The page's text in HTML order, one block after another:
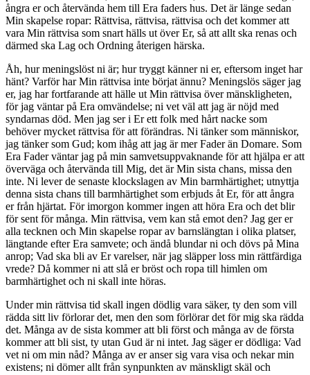
ångra er och återvända hem till Era faders hus. Det är länge sedan
Min skapelse ropar: Rättvisa, rättvisa, rättvisa och det kommer att
vara Min rättvisa som snart hälls ut över Er, så att allt ska renas och
därmed ska Lag och Ordning återigen härska.
Åh, hur meningslöst ni är; hur tryggt känner ni er, eftersom inget har
hänt? Varför har Min rättvisa inte börjat ännu? Meningslös säger jag
er, jag har fortfarande att hälle ut Min rättvisa över mänskligheten,
för jag väntar på Era omvändelse; ni vet väl att jag är nöjd med
syndarnas död. Men jag ser i Er ett folk med hårt nacke som
behöver mycket rättvisa för att förändras. Ni tänker som människor,
jag tänker som Gud; kom ihåg att jag är mer Fader än Domare. Som
Era Fader väntar jag på min samvetsuppvaknande för att hjälpa er att
överväga och återvända till Mig, det är Min sista chans, missa den
inte. Ni lever de senaste klockslagen av Min barmhärtighet; utnyttja
denna sista chans till barmhärtighet som erbjuds åt Er, för att ångra
er från hjärtat. För imorgon kommer ingen att höra Era och det blir
för sent för många. Min rättvisa, vem kan stå emot den? Jag ger er
alla tecknen och Min skapelse ropar av barnslängtan i olika platser,
längtande efter Era samvete; och ändå blundar ni och dövs på Mina
anrop; Vad ska bli av Er varelser, när jag släpper loss min rättfärdiga
vrede? Då kommer ni att slå er bröst och ropa till himlen om
barmhärtighet och ni skall inte höras.
Under min rättvisa tid skall ingen dödlig vara säker, ty den som vill
rädda sitt liv förlorar det, men den som förlörar det för mig ska rädda
det. Många av de sista kommer att bli först och många av de första
kommer att bli sist, ty utan Gud är ni intet. Jag säger er dödliga: Vad
vet ni om min nåd? Många av er anser sig vara visa och nekar min
existens; ni dömer allt från synpunkten av mänskligt skäl och